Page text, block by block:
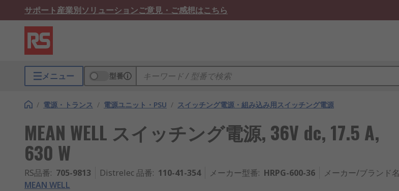
サポート産業別ソリューションご意見・ご感想はこちら
メニュー 型番
/ 電源・トランス / 電源ユニット・PSU / スイッチング電源・組み込み用スイッチング電源
MEAN WELL スイッチング電源, 36V dc, 17.5 A,
630 W
RS品番: 705-9813 Distrelec 品番: 110-41-354 メーカー型番: HRPG-600-36 メーカー/ブランド名
MEAN WELL